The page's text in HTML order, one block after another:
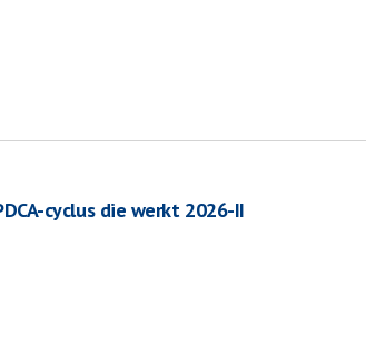
cyclus die werkt 2026-II